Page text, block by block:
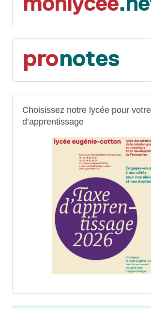
Choisissez notre lycée pour
d’apprentissage